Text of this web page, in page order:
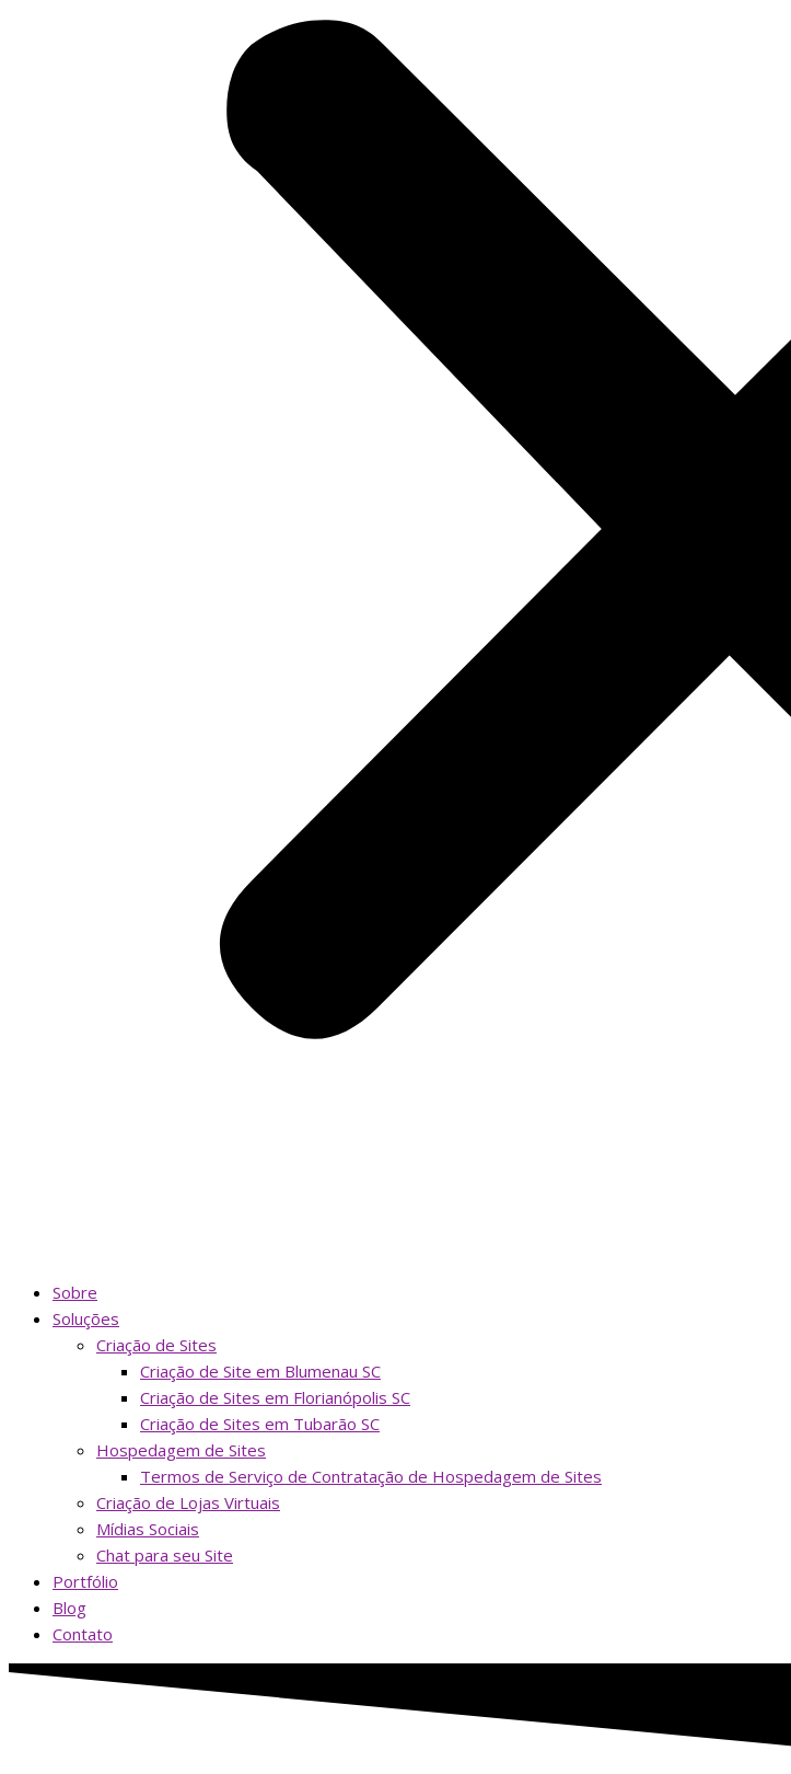
Sobre
Soluções
Criação de Sites
Criação de Site em Blumenau SC
Criação de Sites em Florianópolis SC
Criação de Sites em Tubarão SC
Hospedagem de Sites
Termos de Serviço de Contratação de Hospedagem de Sites
Criação de Lojas Virtuais
Mídias Sociais
Chat para seu Site
Portfólio
Blog
Contato